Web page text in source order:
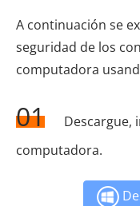
A continuación se
seguridad de los
computadora
01
Descargue,
computadora.